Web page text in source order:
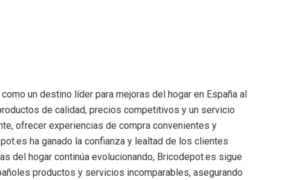
un destino líder para mejoras del hogar en España al
de calidad, precios competitivos y un servicio
ofrecer experiencias de compra convenientes y
ha ganado la confianza y lealtad de los clientes
del hogar continúa evolucionando, Bricodepot.es sigue
productos y servicios incomparables, asegurando